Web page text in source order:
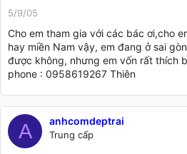
5/9/05
Cho em tham gia với các bác ơi,cho
hay miền Nam vậy, em đang ở sai
được không, nhưng em vốn rất thích
phone : 0958619267 Thiên
A anhcomdeptrai
Trung cấp